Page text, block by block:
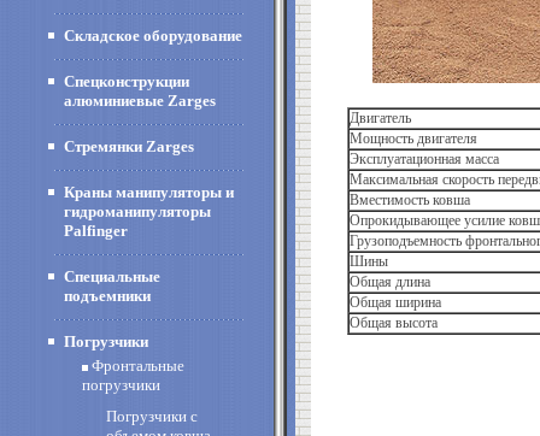
Складское оборудование
Спецконструкции
алюминиевые Zarges
Стремянки Zarges
Краны манипуляторы и
гидроманипуляторы
Palfinger
Специальные
подъемники
Погрузчики
Фронтальные
погрузчики
Погрузчики с
Двигатель
Мощность двигателя
Эксплуатационная масса
Максимальная скорость
Вместимость ковша
Опрокидывающее усилие
Грузоподъемность
Шины
Общая длина
Общая ширина
Общая высота